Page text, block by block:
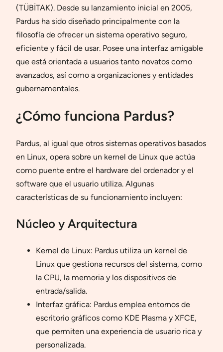
(TÜBİTAK). Desde su lanzamiento inicial en 2005,
Pardus ha sido diseñado principalmente con la
filosofía de ofrecer un sistema operativo seguro,
eficiente y fácil de usar. Posee una interfaz amigable
que está orientada a usuarios tanto novatos como
avanzados, así como a organizaciones y entidades
gubernamentales.
¿Cómo funciona Pardus?
Pardus, al igual que otros sistemas operativos basados
en Linux, opera sobre un kernel de Linux que actúa
como puente entre el hardware del ordenador y el
software que el usuario utiliza. Algunas
características de su funcionamiento incluyen:
Núcleo y Arquitectura
Kernel de Linux: Pardus utiliza un kernel de
Linux que gestiona recursos del sistema, como
la CPU, la memoria y los dispositivos de
entrada/salida.
Interfaz gráfica: Pardus emplea entornos de
escritorio gráficos como KDE Plasma y XFCE,
que permiten una experiencia de usuario rica y
personalizada.